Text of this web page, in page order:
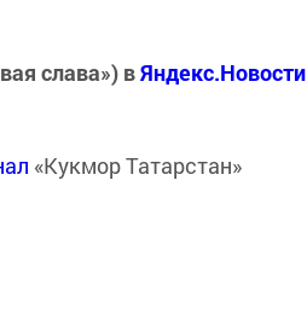
слава») вЯндекс.Новости
«Кукмор Татарстан»